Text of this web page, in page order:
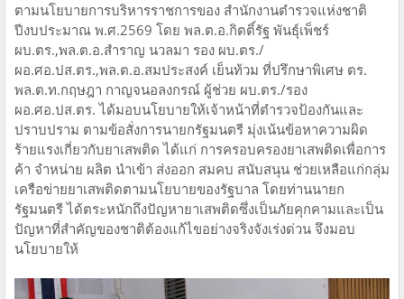
ตามนโยบายการบริหารราชการของ สำนักงานตำรวจแห่งชาติ
ปีงบประมาณ พ.ศ.2569 โดย พล.ต.อ.กิตติ์รัฐ พันธุ์เพ็ชร์
ผบ.ตร.,พล.ต.อ.สำราญ นวลมา รอง ผบ.ตร./
ผอ.ศอ.ปส.ตร.,พล.ต.อ.สมประสงค์ เย็นท้วม ที่ปรึกษาพิเศษ ตร.
พล.ต.ท.กฤษฎา กาญจนอลงกรณ์ ผู้ช่วย ผบ.ตร./รอง
ผอ.ศอ.ปส.ตร. ได้มอบนโยบายให้เจ้าหน้าที่ตำรวจป้องกันและ
ปราบปราม ตามข้อสั่งการนายกรัฐมนตรี มุ่งเน้นข้อหาความผิด
ร้ายแรงเกี่ยวกับยาเสพติด ได้แก่ การครอบครองยาเสพติดเพื่อการ
ค้า จำหน่าย ผลิต นำเข้า ส่งออก สมคบ สนับสนุน ช่วยเหลือแก่กลุ่ม
เครือข่ายยาเสพติดตามนโยบายของรัฐบาล โดยท่านนายก
รัฐมนตรี ได้ตระหนักถึงปัญหายาเสพติดซึ่งเป็นภัยคุกคามและเป็น
ปัญหาที่สำคัญของชาติต้องแก้ไขอย่างจริงจังเร่งด่วน จึงมอบ
นโยบายให้